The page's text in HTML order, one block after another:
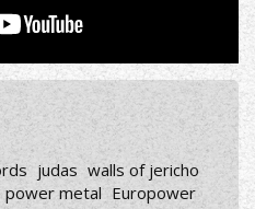
judas walls of jericho
power metal Europower